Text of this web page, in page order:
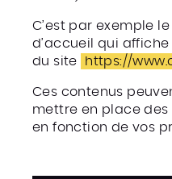
C’est par exemple
d’accueil qui
du site
https://
Ces contenus
mettre en place des
en fonction de vos